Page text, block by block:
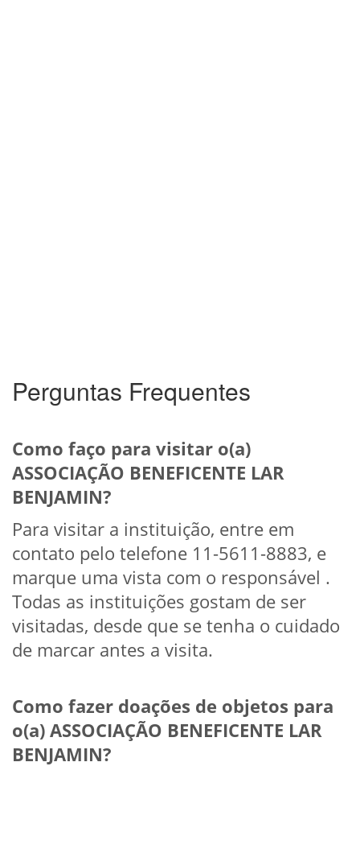
Perguntas Frequentes
Como faço para visitar o(a)
ASSOCIAÇÃO BENEFICENTE LAR
BENJAMIN?
Para visitar a instituição, entre em
contato pelo telefone 11-5611-8883, e
marque uma vista com o responsável .
Todas as instituições gostam de ser
visitadas, desde que se tenha o cuidado
de marcar antes a visita.
Como fazer doações de objetos para
o(a) ASSOCIAÇÃO BENEFICENTE LAR
BENJAMIN?